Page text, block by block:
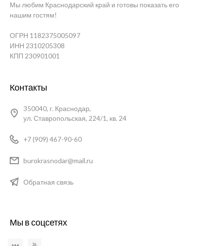
Мы любим Краснодарский край и готовы показать его
нашим гостям!
ОГРН 1182375005097
ИНН 2310205308
КПП 230901001
Контакты
350040, г. Краснодар,
ул. Ставропольская, 224/1, кв. 24
+7 (909) 467-90-60
burokrasnodar@mail.ru
Обратная связь
Мы в соцсетях